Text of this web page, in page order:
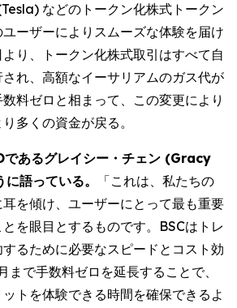
などのトークン化株式トークン
ーザーによりスムーズな体験を届け
り、トークン化株式取引はすべて自
れ、高額なイーサリアムのガス代が
料ゼロと相まって、この変更により
多くの資金が戻る。
であるグレイシー・チェン (Gracy
語っている。
「これは、私たちの
を傾け、ユーザーにとって最も重要
を眼目とするものです。BSCはトレ
るために必要なスピードとコスト効
まで手数料ゼロを延長することで、
トを体験できる時間を確保できるよ